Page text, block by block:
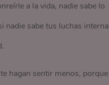
a la vida, nadie sabe lo
nadie sabe tus luchas
hagan sentir menos, porque